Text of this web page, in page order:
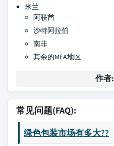
米兰
阿联酋
沙特阿拉伯
南非
其余的MEA地区
作者:
常见问题(FAQ):
绿色包装市场有多大??